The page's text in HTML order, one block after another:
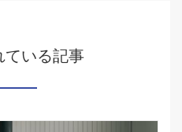
ている記事